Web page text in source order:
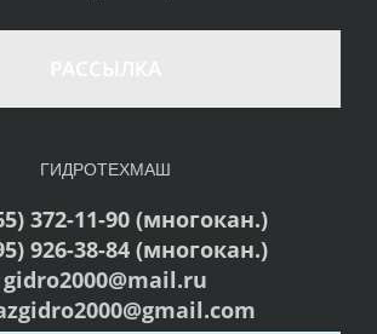
ГИДРОТЕХМАШ
372-11-90 (многокан.)
926-38-84 (многокан.)
gidro2000@mail.ru